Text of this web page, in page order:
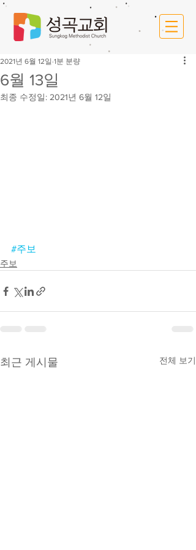
6월 13일
2021년 6월 12일 1분 분량
최종 수정일: 2021년 6월 12일
#주보
주보
최근 게시물 전체 보기